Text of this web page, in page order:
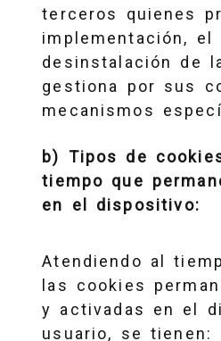
terceros quienes
implementación, el
desinstalación de
gestiona por sus
mecanismos
b) Tipos de
tiempo que
en el dispositivo:
Atendiendo al
las cookies
y activadas en el
usuario, se tienen: